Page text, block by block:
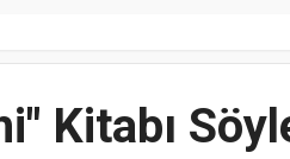
Kitabı